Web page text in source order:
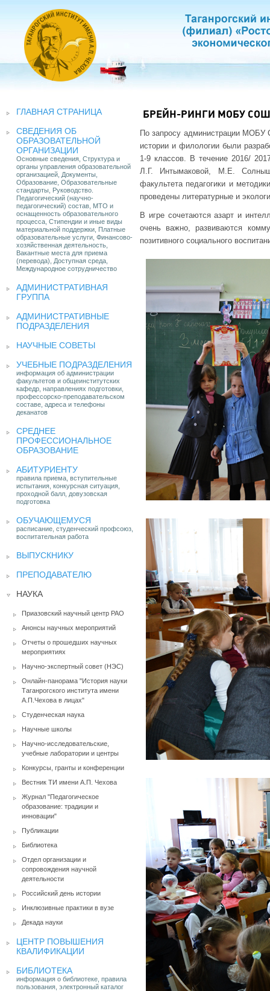
ГЛАВНАЯ СТРАНИЦА
СВЕДЕНИЯ ОБ
ОБРАЗОВАТЕЛЬНОЙ
ОРГАНИЗАЦИИ
Основные сведения, Структура и
органы управления образовательной
организацией, Документы,
Образование, Образовательные
стандарты, Руководство.
Педагогический (научно-
педагогический) состав, МТО и
оснащенность образовательного
процесса, Стипендии и иные виды
материальной поддержки, Платные
образовательные услуги, Финансово-
хозяйственная деятельность,
Вакантные места для приема
(перевода), Доступная среда,
Международное сотрудничество
АДМИНИСТРАТИВНАЯ
ГРУППА
АДМИНИСТРАТИВНЫЕ
ПОДРАЗДЕЛЕНИЯ
НАУЧНЫЕ СОВЕТЫ
УЧЕБНЫЕ ПОДРАЗДЕЛЕНИЯ
информация об администрации
факультетов и общеинститутских
кафедр, направлениях подготовки,
профессорско-преподавательском
составе, адреса и телефоны
деканатов
СРЕДНЕЕ
ПРОФЕССИОНАЛЬНОЕ
ОБРАЗОВАНИЕ
АБИТУРИЕНТУ
правила приема, вступительные
испытания, конкурсная ситуация,
проходной балл, довузовская
подготовка
ОБУЧАЮЩЕМУСЯ
расписание, студенческий профсоюз,
воспитательная работа
ВЫПУСКНИКУ
ПРЕПОДАВАТЕЛЮ
НАУКА
Приазовский научный центр РАО
Анонсы научных мероприятий
Отчеты о прошедших научных
мероприятиях
Научно-экспертный совет (НЭС)
Онлайн-панорама "История науки
Таганрогского института имени
А.П.Чехова в лицах"
Студенческая наука
Научные школы
Научно-исследовательские,
учебные лаборатории и центры
Конкурсы, гранты и конференции
Вестник ТИ имени А.П. Чехова
Журнал "Педагогическое
образование: традиции и
инновации"
Публикации
Библиотека
Отдел организации и
сопровождения научной
деятельности
Российский день истории
Инклюзивные практики в вузе
Декада науки
ЦЕНТР ПОВЫШЕНИЯ
КВАЛИФИКАЦИИ
БИБЛИОТЕКА
информация о библиотеке, правила
пользования, электронный каталог
БРЕЙН-РИНГИ МОБУ
По запросу администрации МОБУ
истории и филологии были
1-9 классов. В течение 2016/
Л.Г. Интымаковой, М.Е.
факультета педагогики и
проведены литературные и
В игре сочетаются азарт и
очень важно, развиваются
позитивного социального